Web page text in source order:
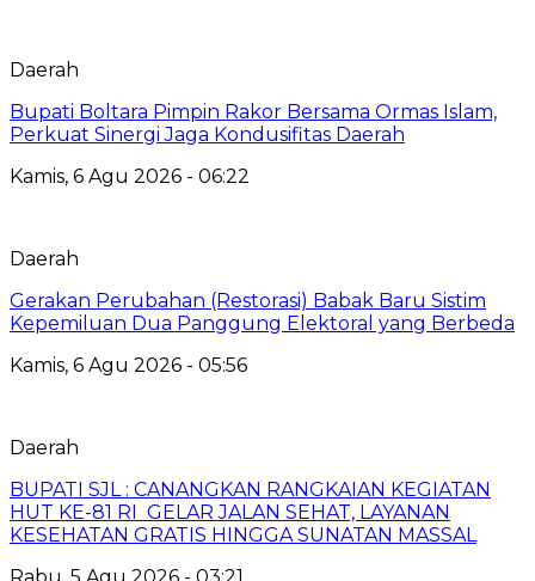
Daerah
Bupati Boltara Pimpin Rakor Bersama Ormas Islam,
Perkuat Sinergi Jaga Kondusifitas Daerah
Kamis, 6 Agu 2026 - 06:22
Daerah
Gerakan Perubahan (Restorasi) Babak Baru Sistim
Kepemiluan Dua Panggung Elektoral yang Berbeda
Kamis, 6 Agu 2026 - 05:56
Daerah
BUPATI SJL : CANANGKAN RANGKAIAN KEGIATAN
HUT KE-81 RI GELAR JALAN SEHAT, LAYANAN
KESEHATAN GRATIS HINGGA SUNATAN MASSAL